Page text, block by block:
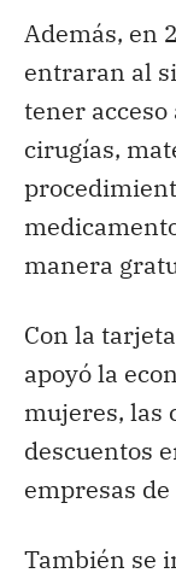
Además, en
entraran al
tener
cirugías,
manera
Con la
apoyó la
mujeres, las
descuentos
empresas
También se